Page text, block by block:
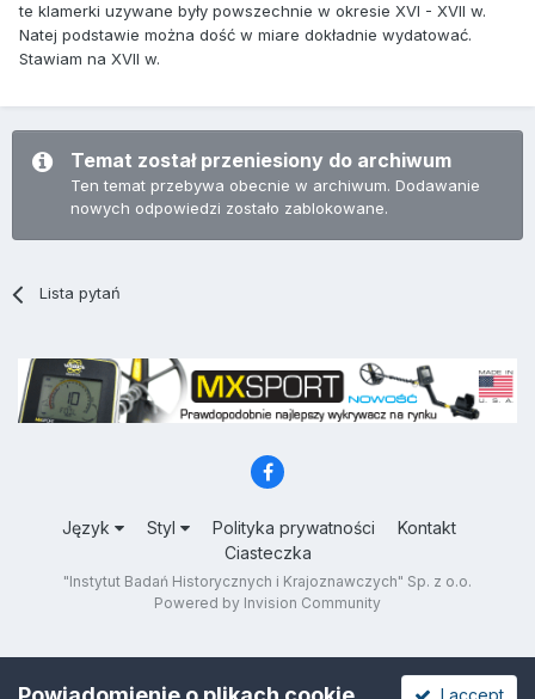
te klamerki uzywane były powszechnie w okresie XVI - XVII w.
Natej podstawie można dość w miare dokładnie wydatować.
Stawiam na XVII w.
Temat został przeniesiony do archiwum
Ten temat przebywa obecnie w archiwum. Dodawanie
nowych odpowiedzi zostało zablokowane.
Lista pytań
Język Styl Polityka prywatności
Kontakt
Ciasteczka
"Instytut Badań Historycznych i Krajoznawczych" Sp. z o.o.
Powered by Invision Community
I accept